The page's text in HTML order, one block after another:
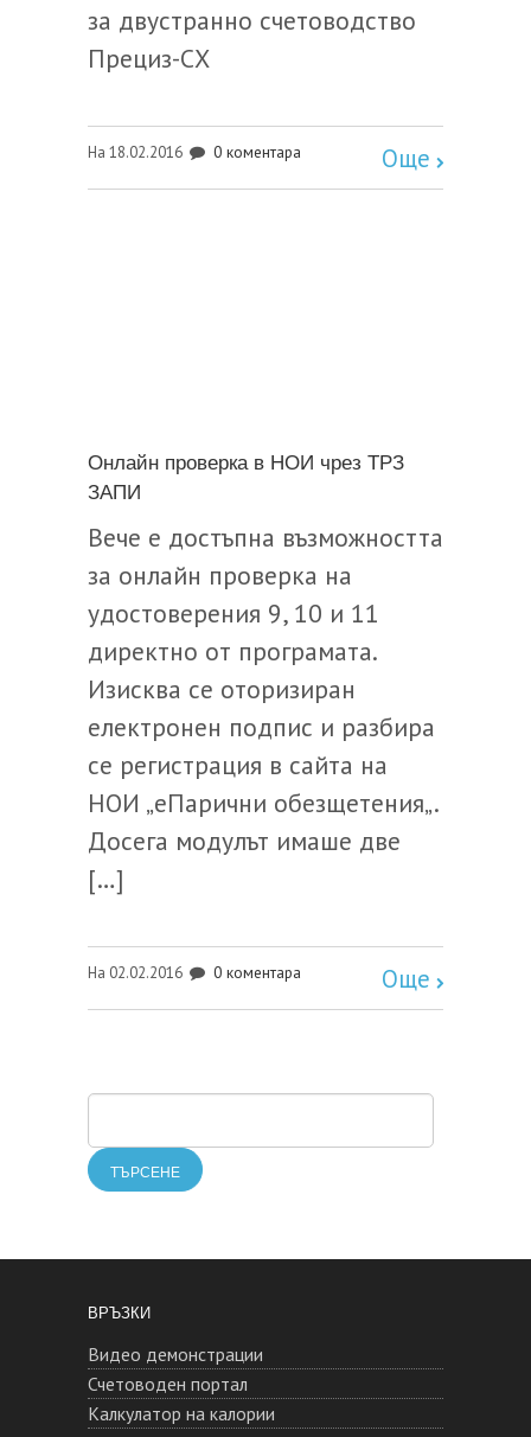
за двустранно счетоводство
Прециз-СХ
На 18.02.2016 0 коментара Още
Онлайн проверка в НОИ чрез ТРЗ
ЗАПИ
Вече е достъпна възможността
за онлайн проверка на
удостоверения 9, 10 и 11
директно от програмата.
Изисква се оторизиран
електронен подпис и разбира
се регистрация в сайта на
НОИ „еПарични обезщетения„.
Досега модулът имаше две
[…]
На 02.02.2016 0 коментара Още
ВРЪЗКИ
Видео демонстрации
Счетоводен портал
Калкулатор на калории